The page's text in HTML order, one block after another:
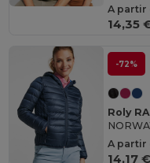
A partir
14,35
-72%
Roly
A partir
14,17